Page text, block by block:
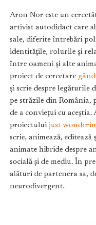
Aron Nor este un
artivist autodidact care
sale, diferite întrebări
identitățile, rolurile și
între oameni și alte
proiect de cercetare
și scrie despre legăturile
pe străzile din România,
de a conviețui cu
proiectului just
scrie, animează, editează
animate hibride despre
socială și de mediu. În
alături de partenera sa,
neurodivergent.